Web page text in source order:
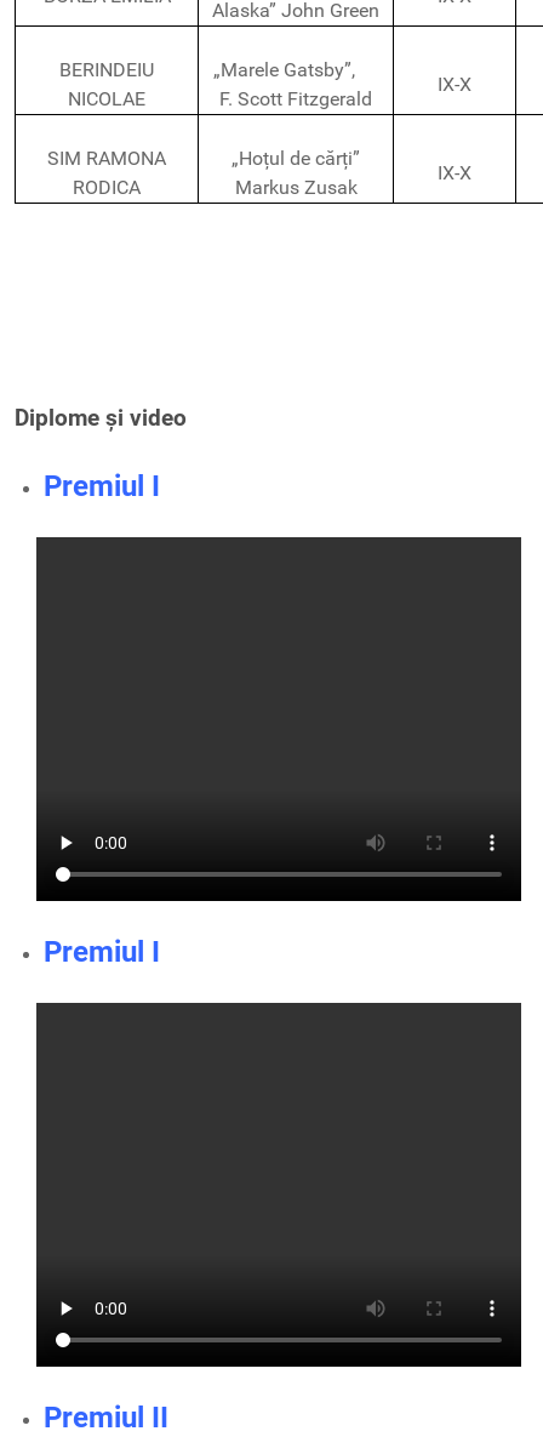
Alaska” John Green
BERINDEIU
NICOLAE
„Marele Gatsby”,
F. Scott Fitzgerald
IX-X
SIM RAMONA
RODICA
„Hoțul de cărți”
Markus Zusak
IX-X
Diplome și video
Premiul I
Premiul I
Premiul II